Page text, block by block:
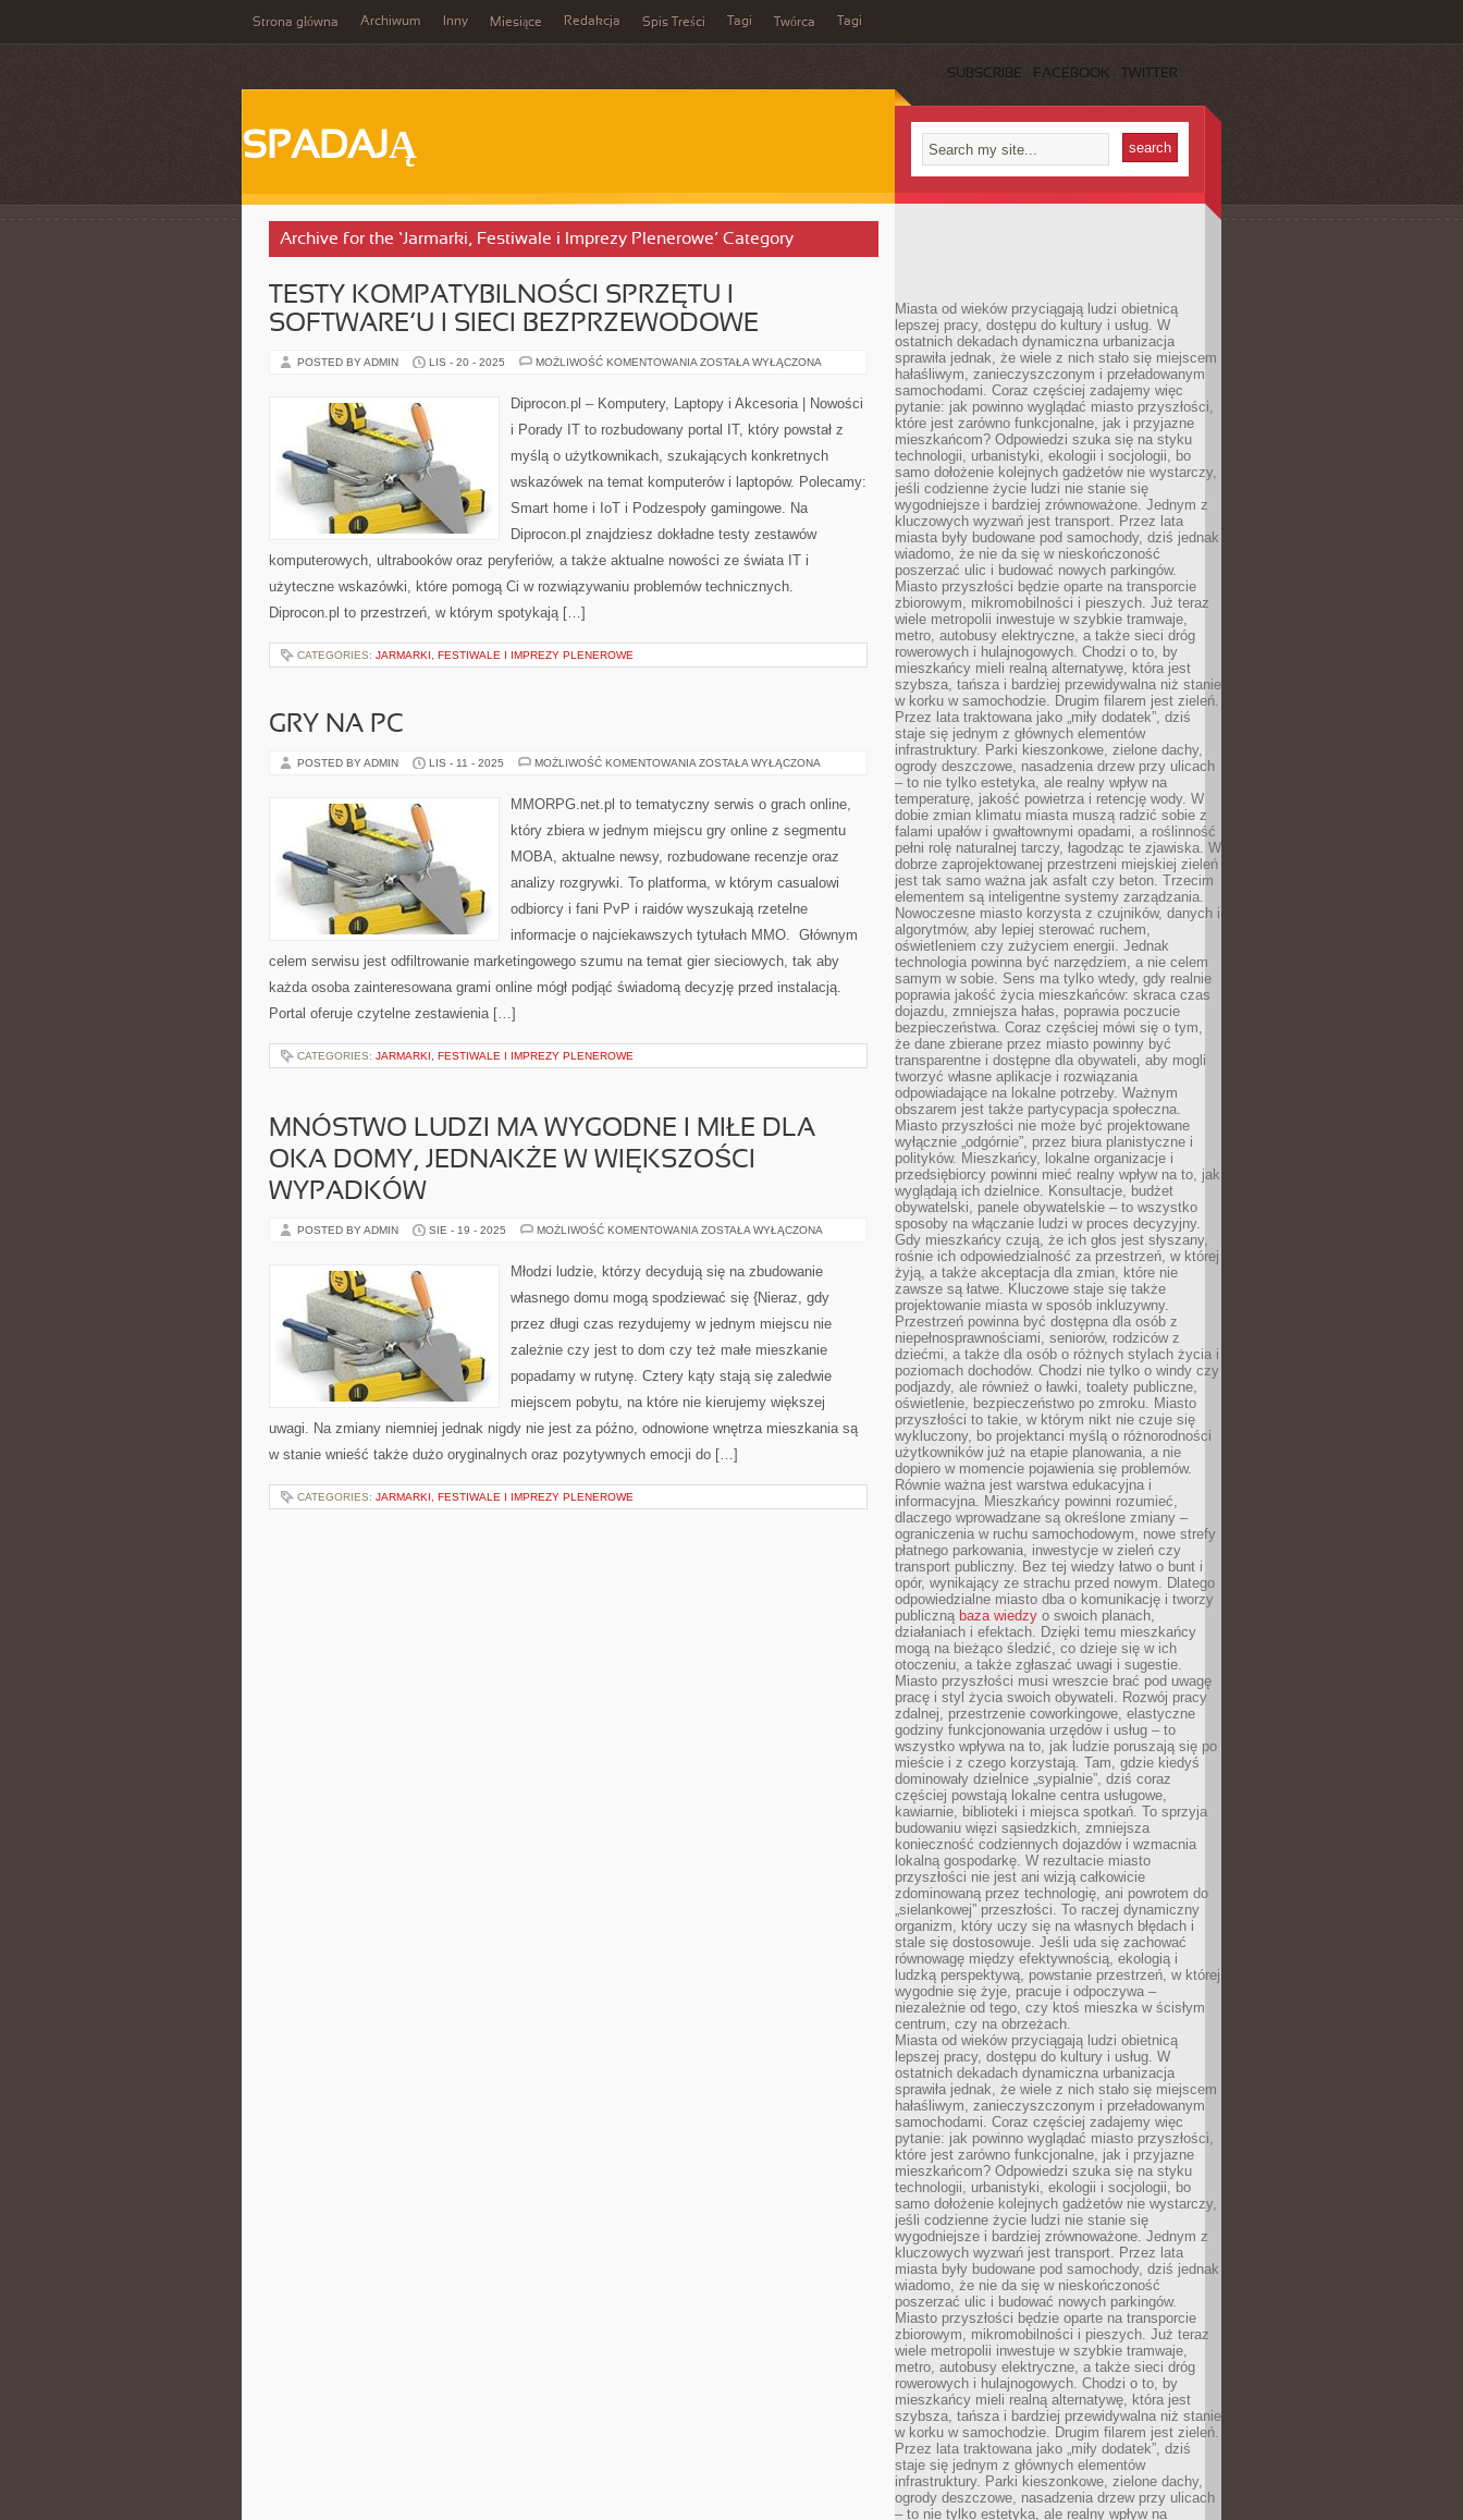
Strona główna Archiwum Inny Miesiące Redakcja Spis Treści Tagi Twórca Tagi
SUBSCRIBE FACEBOOK TWITTER
SPADAJĄ
Archive for the ‘Jarmarki, Festiwale i Imprezy Plenerowe’ Category
TESTY KOMPATYBILNOŚCI SPRZĘTU I
SOFTWARE’U I SIECI BEZPRZEWODOWE
POSTED BY ADMIN LIS - 20 - 2025 MOŻLIWOŚĆ KOMENTOWANIA TESTY
I
SOFTWARE’U
SIECI
ZOSTAŁA WYŁĄCZONA
Diprocon.pl – Komputery, Laptopy i Akcesoria | Nowości
i Porady IT to rozbudowany portal IT, który powstał z
myślą o użytkownikach, szukających konkretnych
wskazówek na temat komputerów i laptopów. Polecamy:
Smart home i IoT i Podzespoły gamingowe. Na
Diprocon.pl znajdziesz dokładne testy zestawów
komputerowych, ultrabooków oraz peryferiów, a także aktualne nowości ze świata IT i
użyteczne wskazówki, które pomogą Ci w rozwiązywaniu problemów technicznych.
Diprocon.pl to przestrzeń, w którym spotykają […]
CATEGORIES: JARMARKI, FESTIWALE I IMPREZY PLENEROWE
GRY NA PC
POSTED BY ADMIN LIS - 11 - 2025 MOŻLIWOŚĆ KOMENTOWANIA GRY
ZOSTAŁA WYŁĄCZONA
MMORPG.net.pl to tematyczny serwis o grach online,
który zbiera w jednym miejscu gry online z segmentu
MOBA, aktualne newsy, rozbudowane recenzje oraz
analizy rozgrywki. To platforma, w którym casualowi
odbiorcy i fani PvP i raidów wyszukają rzetelne
informacje o najciekawszych tytułach MMO. Głównym
celem serwisu jest odfiltrowanie marketingowego szumu na temat gier sieciowych, tak aby
każda osoba zainteresowana grami online mógł podjąć świadomą decyzję przed instalacją.
Portal oferuje czytelne zestawienia […]
CATEGORIES: JARMARKI, FESTIWALE I IMPREZY PLENEROWE
MNÓSTWO LUDZI MA WYGODNE I MIŁE DLA
OKA DOMY, JEDNAKŻE W WIĘKSZOŚCI
WYPADKÓW
POSTED BY ADMIN SIE - 19 - 2025 MOŻLIWOŚĆ KOMENTOWANIA MNÓSTWO
WYGODNE
I
DLA
DOMY,
W
WYPADKÓW
ZOSTAŁA WYŁĄCZONA
Młodzi ludzie, którzy decydują się na zbudowanie
własnego domu mogą spodziewać się {Nieraz, gdy
przez długi czas rezydujemy w jednym miejscu nie
zależnie czy jest to dom czy też małe mieszkanie
popadamy w rutynę. Cztery kąty stają się zaledwie
miejscem pobytu, na które nie kierujemy większej
uwagi. Na zmiany niemniej jednak nigdy nie jest za późno, odnowione wnętrza mieszkania są
w stanie wnieść także dużo oryginalnych oraz pozytywnych emocji do […]
CATEGORIES: JARMARKI, FESTIWALE I IMPREZY PLENEROWE
Miasta od wieków przyciągają ludzi obietnicą
lepszej pracy, dostępu do kultury i usług. W
ostatnich dekadach dynamiczna urbanizacja
sprawiła jednak, że wiele z nich stało się miejscem
hałaśliwym, zanieczyszczonym i przeładowanym
samochodami. Coraz częściej zadajemy więc
pytanie: jak powinno wyglądać miasto przyszłości,
które jest zarówno funkcjonalne, jak i przyjazne
mieszkańcom? Odpowiedzi szuka się na styku
technologii, urbanistyki, ekologii i socjologii, bo
samo dołożenie kolejnych gadżetów nie wystarczy,
jeśli codzienne życie ludzi nie stanie się
wygodniejsze i bardziej zrównoważone. Jednym z
kluczowych wyzwań jest transport. Przez lata
miasta były budowane pod samochody, dziś jednak
wiadomo, że nie da się w nieskończoność
poszerzać ulic i budować nowych parkingów.
Miasto przyszłości będzie oparte na transporcie
zbiorowym, mikromobilności i pieszych. Już teraz
wiele metropolii inwestuje w szybkie tramwaje,
metro, autobusy elektryczne, a także sieci dróg
rowerowych i hulajnogowych. Chodzi o to, by
mieszkańcy mieli realną alternatywę, która jest
szybsza, tańsza i bardziej przewidywalna niż stanie
w korku w samochodzie. Drugim filarem jest zieleń.
Przez lata traktowana jako „miły dodatek”, dziś
staje się jednym z głównych elementów
infrastruktury. Parki kieszonkowe, zielone dachy,
ogrody deszczowe, nasadzenia drzew przy ulicach
– to nie tylko estetyka, ale realny wpływ na
temperaturę, jakość powietrza i retencję wody. W
dobie zmian klimatu miasta muszą radzić sobie z
falami upałów i gwałtownymi opadami, a roślinność
pełni rolę naturalnej tarczy, łagodząc te zjawiska. W
dobrze zaprojektowanej przestrzeni miejskiej zieleń
jest tak samo ważna jak asfalt czy beton. Trzecim
elementem są inteligentne systemy zarządzania.
Nowoczesne miasto korzysta z czujników, danych i
algorytmów, aby lepiej sterować ruchem,
oświetleniem czy zużyciem energii. Jednak
technologia powinna być narzędziem, a nie celem
samym w sobie. Sens ma tylko wtedy, gdy realnie
poprawia jakość życia mieszkańców: skraca czas
dojazdu, zmniejsza hałas, poprawia poczucie
bezpieczeństwa. Coraz częściej mówi się o tym,
że dane zbierane przez miasto powinny być
transparentne i dostępne dla obywateli, aby mogli
tworzyć własne aplikacje i rozwiązania
odpowiadające na lokalne potrzeby. Ważnym
obszarem jest także partycypacja społeczna.
Miasto przyszłości nie może być projektowane
wyłącznie „odgórnie”, przez biura planistyczne i
polityków. Mieszkańcy, lokalne organizacje i
przedsiębiorcy powinni mieć realny wpływ na to, jak
wyglądają ich dzielnice. Konsultacje, budżet
obywatelski, panele obywatelskie – to wszystko
sposoby na włączanie ludzi w proces decyzyjny.
Gdy mieszkańcy czują, że ich głos jest słyszany,
rośnie ich odpowiedzialność za przestrzeń, w której
żyją, a także akceptacja dla zmian, które nie
zawsze są łatwe. Kluczowe staje się także
projektowanie miasta w sposób inkluzywny.
Przestrzeń powinna być dostępna dla osób z
niepełnosprawnościami, seniorów, rodziców z
dziećmi, a także dla osób o różnych stylach życia i
poziomach dochodów. Chodzi nie tylko o windy czy
podjazdy, ale również o ławki, toalety publiczne,
oświetlenie, bezpieczeństwo po zmroku. Miasto
przyszłości to takie, w którym nikt nie czuje się
wykluczony, bo projektanci myślą o różnorodności
użytkowników już na etapie planowania, a nie
dopiero w momencie pojawienia się problemów.
Równie ważna jest warstwa edukacyjna i
informacyjna. Mieszkańcy powinni rozumieć,
dlaczego wprowadzane są określone zmiany –
ograniczenia w ruchu samochodowym, nowe strefy
płatnego parkowania, inwestycje w zieleń czy
transport publiczny. Bez tej wiedzy łatwo o bunt i
opór, wynikający ze strachu przed nowym. Dlatego
odpowiedzialne miasto dba o komunikację i tworzy
publiczną baza wiedzy o swoich planach,
działaniach i efektach. Dzięki temu mieszkańcy
mogą na bieżąco śledzić, co dzieje się w ich
otoczeniu, a także zgłaszać uwagi i sugestie.
Miasto przyszłości musi wreszcie brać pod uwagę
pracę i styl życia swoich obywateli. Rozwój pracy
zdalnej, przestrzenie coworkingowe, elastyczne
godziny funkcjonowania urzędów i usług – to
wszystko wpływa na to, jak ludzie poruszają się po
mieście i z czego korzystają. Tam, gdzie kiedyś
dominowały dzielnice „sypialnie”, dziś coraz
częściej powstają lokalne centra usługowe,
kawiarnie, biblioteki i miejsca spotkań. To sprzyja
budowaniu więzi sąsiedzkich, zmniejsza
konieczność codziennych dojazdów i wzmacnia
lokalną gospodarkę. W rezultacie miasto
przyszłości nie jest ani wizją całkowicie
zdominowaną przez technologię, ani powrotem do
„sielankowej” przeszłości. To raczej dynamiczny
organizm, który uczy się na własnych błędach i
stale się dostosowuje. Jeśli uda się zachować
równowagę między efektywnością, ekologią i
ludzką perspektywą, powstanie przestrzeń, w której
wygodnie się żyje, pracuje i odpoczywa –
niezależnie od tego, czy ktoś mieszka w ścisłym
centrum, czy na obrzeżach.
Miasta od wieków przyciągają ludzi obietnicą
lepszej pracy, dostępu do kultury i usług. W
ostatnich dekadach dynamiczna urbanizacja
sprawiła jednak, że wiele z nich stało się miejscem
hałaśliwym, zanieczyszczonym i przeładowanym
samochodami. Coraz częściej zadajemy więc
pytanie: jak powinno wyglądać miasto przyszłości,
które jest zarówno funkcjonalne, jak i przyjazne
mieszkańcom? Odpowiedzi szuka się na styku
technologii, urbanistyki, ekologii i socjologii, bo
samo dołożenie kolejnych gadżetów nie wystarczy,
jeśli codzienne życie ludzi nie stanie się
wygodniejsze i bardziej zrównoważone. Jednym z
kluczowych wyzwań jest transport. Przez lata
miasta były budowane pod samochody, dziś jednak
wiadomo, że nie da się w nieskończoność
poszerzać ulic i budować nowych parkingów.
Miasto przyszłości będzie oparte na transporcie
zbiorowym, mikromobilności i pieszych. Już teraz
wiele metropolii inwestuje w szybkie tramwaje,
metro, autobusy elektryczne, a także sieci dróg
rowerowych i hulajnogowych. Chodzi o to, by
mieszkańcy mieli realną alternatywę, która jest
szybsza, tańsza i bardziej przewidywalna niż stanie
w korku w samochodzie. Drugim filarem jest zieleń.
Przez lata traktowana jako „miły dodatek”, dziś
staje się jednym z głównych elementów
infrastruktury. Parki kieszonkowe, zielone dachy,
ogrody deszczowe, nasadzenia drzew przy ulicach
– to nie tylko estetyka, ale realny wpływ na